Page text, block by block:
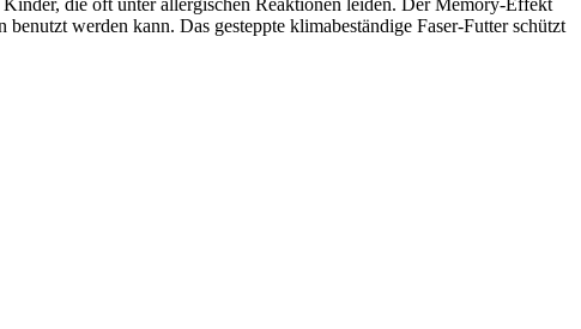
werden kann. Das gesteppte klimabeständige Faser-Futter schützt